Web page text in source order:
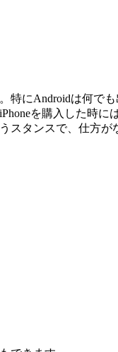
にAndroidは何でも
を購入した時
スタンスで、仕方